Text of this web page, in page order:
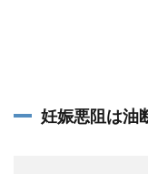
妊娠悪阻は油